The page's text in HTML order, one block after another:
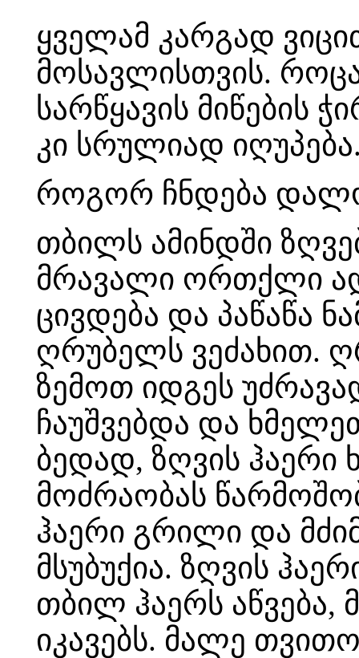
ყველამ კარგად
მოსავლისთვის.
სარწყავის მიწების
კი სრულიად
როგორ ჩნდება
თბილს ამინდში
მრავალი ორთქლი
ცივდება და პაწაწა
ღრუბელს ვეძახით.
ზემოთ იდგეს
ჩაუშვებდა და
ბედად, ზღვის ჰაერი
მოძრაობას
ჰაერი გრილი და
მსუბუქია. ზღვის
თბილ ჰაერს
იკავებს. მალე